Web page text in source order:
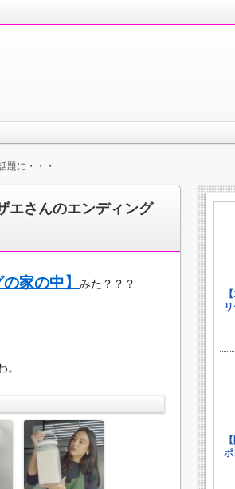
題に・・・
エさんのエンディング
家の中】
みた？？？